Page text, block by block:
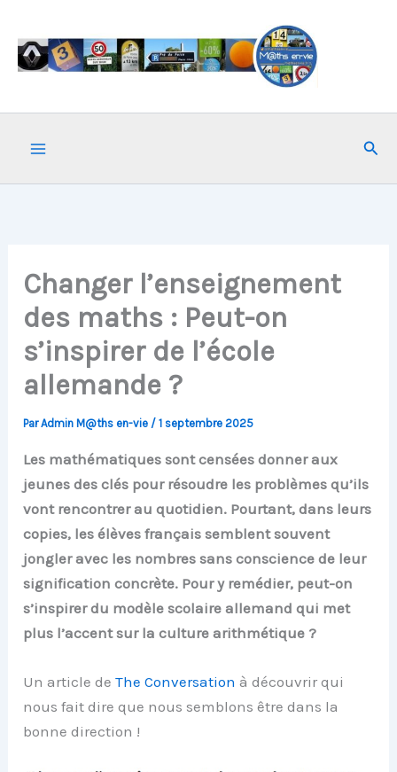
contenu
Changer l’enseignement
des maths : Peut-on
s’inspirer de l’école
allemande ?
ParAdmin M@ths en-vie /1 septembre 2025
Les mathématiques sont censées donner aux
jeunes des clés pour résoudre les problèmes qu’ils
vont rencontrer au quotidien. Pourtant, dans leurs
copies, les élèves français semblent souvent
jongler avec les nombres sans conscience de leur
signification concrète. Pour y remédier, peut-on
s’inspirer du modèle scolaire allemand qui met
plus l’accent sur la culture arithmétique ?
Un article deThe Conversation à découvrir qui
nous fait dire que nous semblons être dans la
bonne direction !